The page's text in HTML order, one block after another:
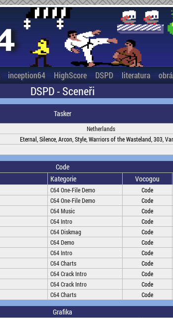
inception64 HighScore DSPD literatura
DSPD - Sceneři
Tasker
Netherlands
Eternal, Silence, Arcon, Style, Warriors of the Wasteland, 303,
Code
Kategorie Vocogou
C64 One-File Demo Code
C64 One-File Demo Code
C64 Music Code
C64 Intro Code
C64 Diskmag Code
C64 Demo Code
C64 Intro Code
C64 Charts Code
C64 Crack Intro Code
C64 Crack Intro Code
C64 Charts Code
Grafika